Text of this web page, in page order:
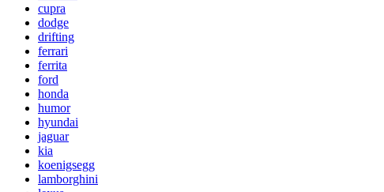
cupra
dodge
drifting
ferrari
ferrita
ford
honda
humor
hyundai
jaguar
kia
koenigsegg
lamborghini